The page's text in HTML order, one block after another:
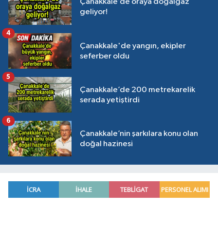
Çanakkale’de oraya doğalgaz
geliyor!
Çanakkale'de yangın, ekipler
seferber oldu
4
Çanakkale’de 200 metrekarelik
serada yetiştirdi
5
Çanakkale’nin şarkılara konu olan
doğal hazinesi
6